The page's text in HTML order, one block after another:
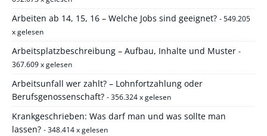
Arbeiten ab 14, 15, 16 – Welche Jobs sind geeignet? - 549.205
x gelesen
Arbeitsplatzbeschreibung – Aufbau, Inhalte und Muster -
367.609 x gelesen
Arbeitsunfall wer zahlt? – Lohnfortzahlung oder
Berufsgenossenschaft? - 356.324 x gelesen
Krankgeschrieben: Was darf man und was sollte man
lassen? - 348.414 x gelesen